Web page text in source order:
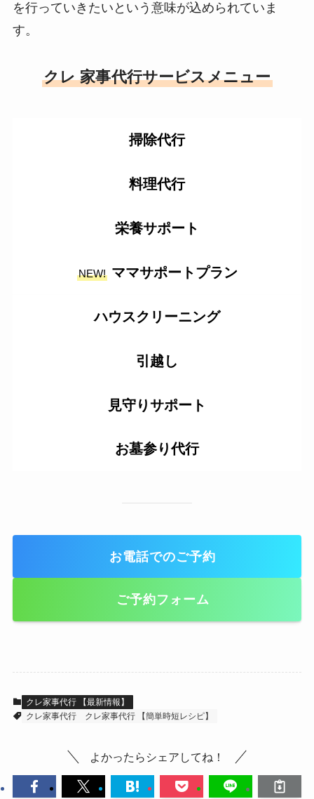
を行っていきたいという意味が込められていま
す。
クレ 家事代行サービスメニュー
掃除代行
料理代行
栄養サポート
NEW!ママサポートプラン
ハウスクリーニング
引越し
見守りサポート
お墓参り代行
お電話でのご予約
ご予約フォーム
クレ家事代行 【最新情報】
クレ家事代行
クレ家事代行 【簡単時短レシピ】
よかったらシェアしてね！